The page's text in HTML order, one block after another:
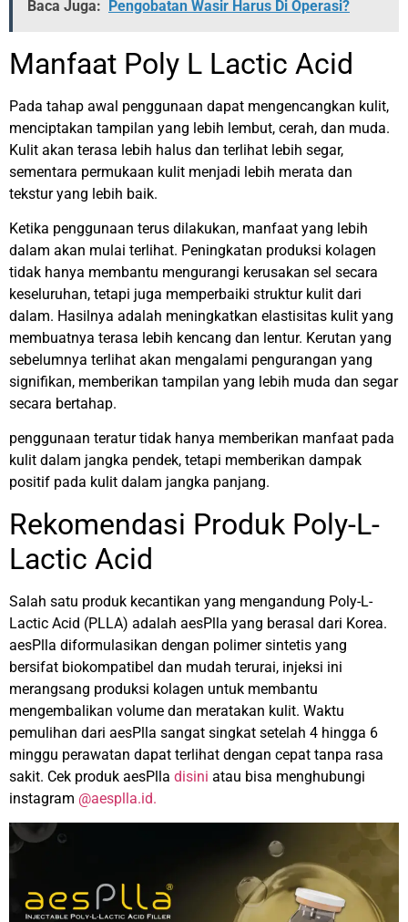
Baca Juga: Pengobatan Wasir Harus Di Operasi?
Manfaat Poly L Lactic Acid
Pada tahap awal penggunaan dapat mengencangkan kulit,
menciptakan tampilan yang lebih lembut, cerah, dan muda.
Kulit akan terasa lebih halus dan terlihat lebih segar,
sementara permukaan kulit menjadi lebih merata dan
tekstur yang lebih baik.
Ketika penggunaan terus dilakukan, manfaat yang lebih
dalam akan mulai terlihat. Peningkatan produksi kolagen
tidak hanya membantu mengurangi kerusakan sel secara
keseluruhan, tetapi juga memperbaiki struktur kulit dari
dalam. Hasilnya adalah meningkatkan elastisitas kulit yang
membuatnya terasa lebih kencang dan lentur. Kerutan yang
sebelumnya terlihat akan mengalami pengurangan yang
signifikan, memberikan tampilan yang lebih muda dan segar
secara bertahap.
penggunaan teratur tidak hanya memberikan manfaat pada
kulit dalam jangka pendek, tetapi memberikan dampak
positif pada kulit dalam jangka panjang.
Rekomendasi Produk Poly-L-
Lactic Acid
Salah satu produk kecantikan yang mengandung Poly-L-
Lactic Acid (PLLA) adalah aesPlla yang berasal dari Korea.
aesPlla diformulasikan dengan polimer sintetis yang
bersifat biokompatibel dan mudah terurai, injeksi ini
merangsang produksi kolagen untuk membantu
mengembalikan volume dan meratakan kulit. Waktu
pemulihan dari aesPlla sangat singkat setelah 4 hingga 6
minggu perawatan dapat terlihat dengan cepat tanpa rasa
sakit. Cek produk aesPlla disini atau bisa menghubungi
instagram @aesplla.id.